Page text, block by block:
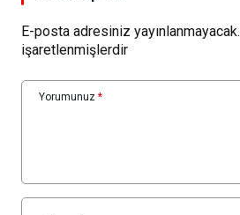
E-posta adresiniz yayınlanmayacak.
işaretlenmişlerdir
Yorumunuz *